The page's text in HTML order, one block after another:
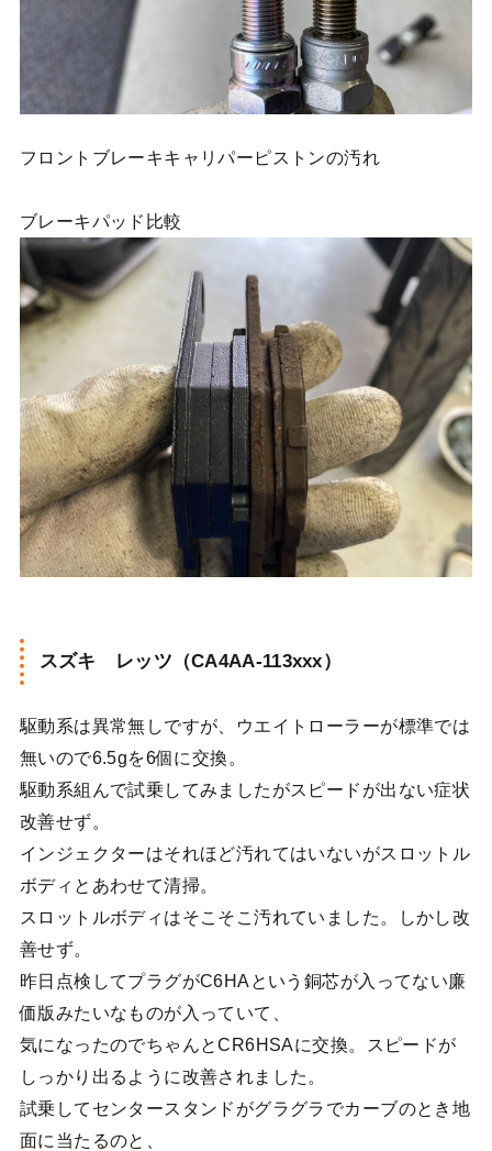
フロントブレーキキャリパーピストンの汚れ
ブレーキパッド比較
スズキ レッツ（CA4AA-113xxx）
駆動系は異常無しですが、ウエイトローラーが標準では
無いので6.5gを6個に交換。
駆動系組んで試乗してみましたがスピードが出ない症状
改善せず。
インジェクターはそれほど汚れてはいないがスロットル
ボディとあわせて清掃。
スロットルボディはそこそこ汚れていました。しかし改
善せず。
昨日点検してプラグがC6HAという銅芯が入ってない廉
価版みたいなものが入っていて、
気になったのでちゃんとCR6HSAに交換。スピードが
しっかり出るように改善されました。
試乗してセンタースタンドがグラグラでカーブのとき地
面に当たるのと、